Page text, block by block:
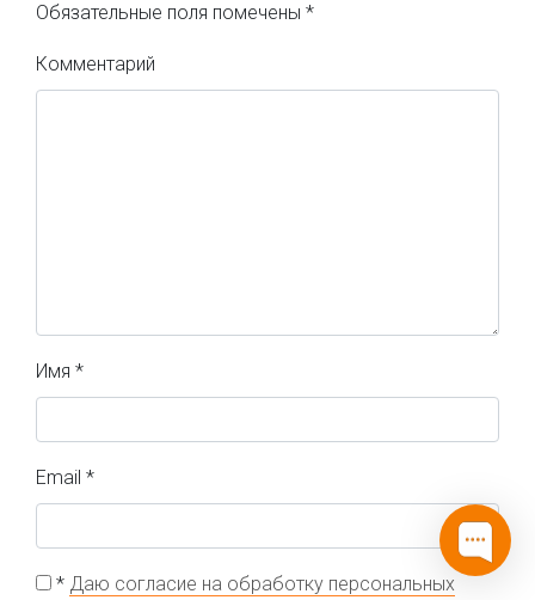
Обязательные поля помечены *
Комментарий
Имя *
Email *
* Даю согласие на обработку персональных